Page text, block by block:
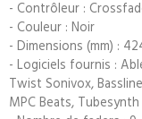
- Contrôleur :
- Couleur : Noir
- Dimensions (mm) :
- Logiciels fournis :
Twist Sonivox,
MPC Beats,